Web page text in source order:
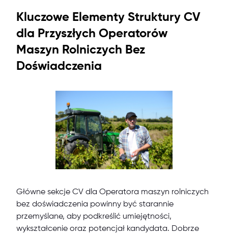
Kluczowe Elementy Struktury CV
dla Przyszłych Operatorów
Maszyn Rolniczych Bez
Doświadczenia
Główne sekcje CV dla Operatora maszyn rolniczych
bez doświadczenia powinny być starannie
przemyślane, aby podkreślić umiejętności,
wykształcenie oraz potencjał kandydata. Dobrze